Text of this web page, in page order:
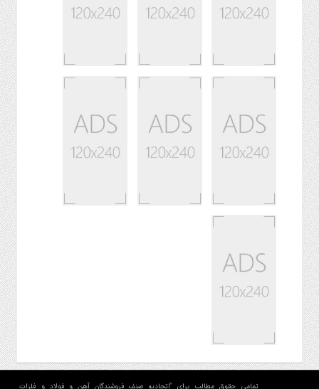
تمامی حقوق مطالب برای "اتحادیه صنف فروشندگان آهن و فولاد و فلزات